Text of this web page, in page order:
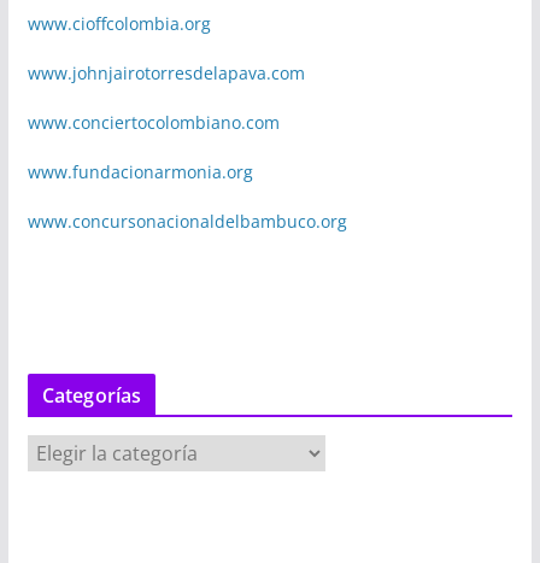
www.cioffcolombia.org
www.johnjairotorresdelapava.com
www.conciertocolombiano.com
www.fundacionarmonia.org
www.concursonacionaldelbambuco.org
Categorías
a